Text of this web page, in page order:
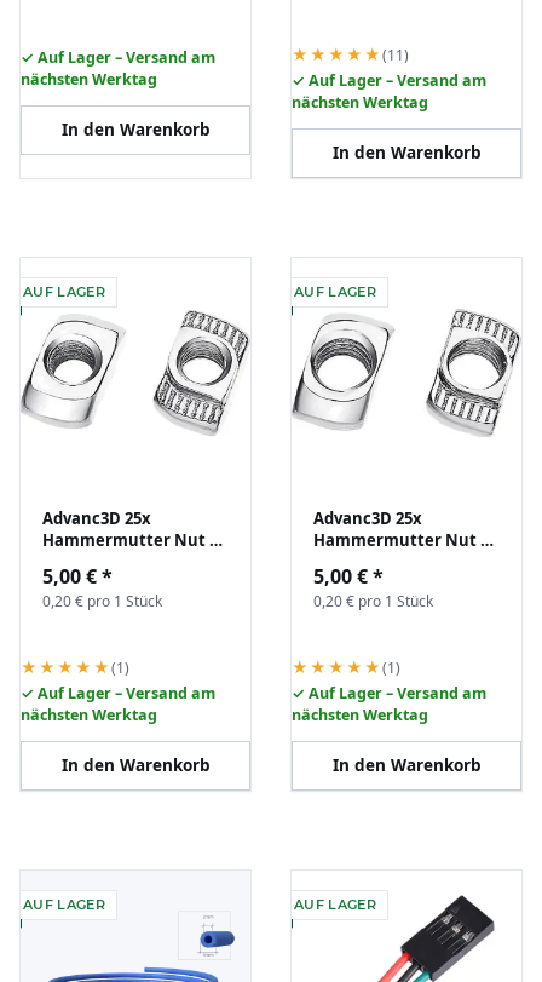
✓ Auf Lager – Versand am
nächsten Werktag
In den Warenkorb
★★★★★(11)
✓ Auf Lager – Versand am
nächsten Werktag
In den Warenkorb
AUF LAGER
Advanc3D 25x
Hammermutter Nut 6
Aluprofil Nutenstein
5,00 €*
0,20 € pro 1 Stück
★★★★★(1)
✓ Auf Lager – Versand am
nächsten Werktag
In den Warenkorb
AUF LAGER
Advanc3D 25x
Hammermutter Nut 6
Aluprofil Nutenstein
5,00 €*
0,20 € pro 1 Stück
★★★★★(1)
✓ Auf Lager – Versand am
nächsten Werktag
In den Warenkorb
AUF LAGER AUF LAGER